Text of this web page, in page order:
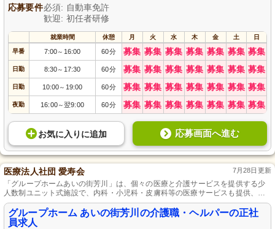
応募要件必須: 自動車免許
歓迎: 初任者研修
就業時間 休憩 月 火 水 木 金 土 日
早番 7:00～ 16:00 60分 募集 募集 募集 募集 募集 募集 募集
日勤 8:30～ 17:30 60分 募集 募集 募集 募集 募集 募集 募集
日勤 10:00～ 19:00 60分 募集 募集 募集 募集 募集 募集 募集
夜勤 16:00～翌9:00 60分 募集 募集 募集 募集 募集 募集 募集
お気に入り に追加 応募画面へ進む
医療法人社団 愛寿会 7月28日更新
「グループホームあいの街芳川」は、個々の医療と介護サービスを提供する少
人数制ユニット式施設で、内科・小児科・皮膚科等の医療サービスも提供、安
定した働き心地を実現しております。
グループホーム あいの街芳川の介護職・ヘルパーの正社
員求人